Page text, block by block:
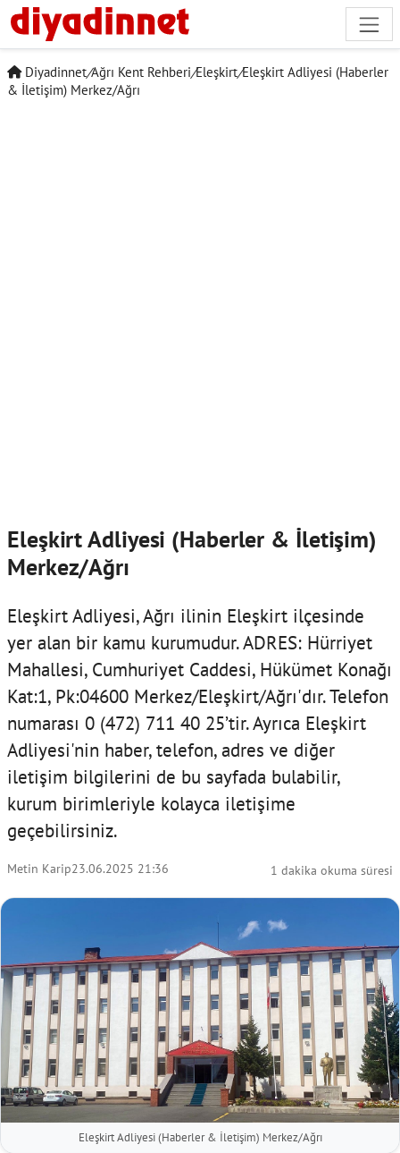
Diyadinnet/Ağrı Kent Rehberi/Eleşkirt/Eleşkirt Adliyesi (Haberler
& İletişim) Merkez/Ağrı
Eleşkirt Adliyesi (Haberler & İletişim)
Merkez/Ağrı
Eleşkirt Adliyesi, Ağrı ilinin Eleşkirt ilçesinde
yer alan bir kamu kurumudur. ADRES: Hürriyet
Mahallesi, Cumhuriyet Caddesi, Hükümet Konağı
Kat:1, Pk:04600 Merkez/Eleşkirt/Ağrı'dır. Telefon
numarası 0 (472) 711 40 25’tir. Ayrıca Eleşkirt
Adliyesi'nin haber, telefon, adres ve diğer
iletişim bilgilerini de bu sayfada bulabilir,
kurum birimleriyle kolayca iletişime
geçebilirsiniz.
Metin Karip23.06.2025 21:36 1 dakika okuma süresi
Eleşkirt Adliyesi (Haberler & İletişim) Merkez/Ağrı